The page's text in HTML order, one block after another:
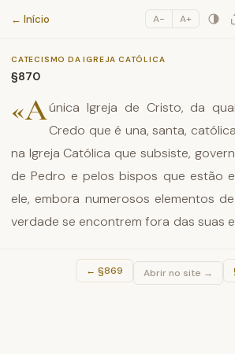
Catecismo da
← Início A− A+
CATECISMO DA IGREJA CATÓLICA
§870
«Aúnica Igreja de Cristo, da
Credo que é una, santa,
na Igreja Católica que subsiste,
de Pedro e pelos bispos que estão
ele, embora numerosos elementos
verdade se encontrem fora das suas
← §869 Abrir no site →